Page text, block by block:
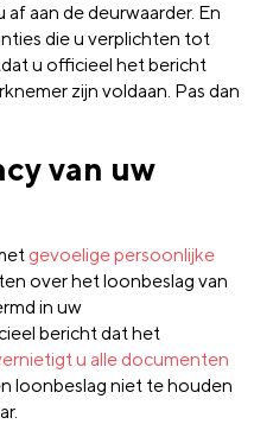
aan de deurwaarder. En
die u verplichten tot
u officieel het bericht
zijn voldaan. Pas dan
van uw
gevoelige persoonlijke
over het loonbeslag van
in uw
bericht dat het
u alle documenten
loonbeslag niet te houden